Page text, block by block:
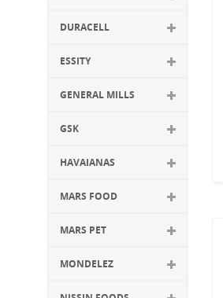
DURACELL
ESSITY
GENERAL MILLS
GSK
HAVAIANAS
MARS FOOD
MARS PET
MONDELEZ